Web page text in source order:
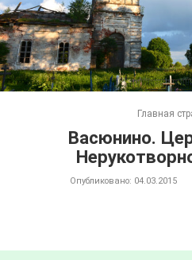
Главная
Васюнино.
Опубликовано: 04.03.2015